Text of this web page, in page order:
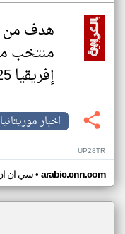
هدف من
منتخب
إفريقيا 2025
اخبار موريتانيا
UP28TR
سي ان• arabic.cnn.com